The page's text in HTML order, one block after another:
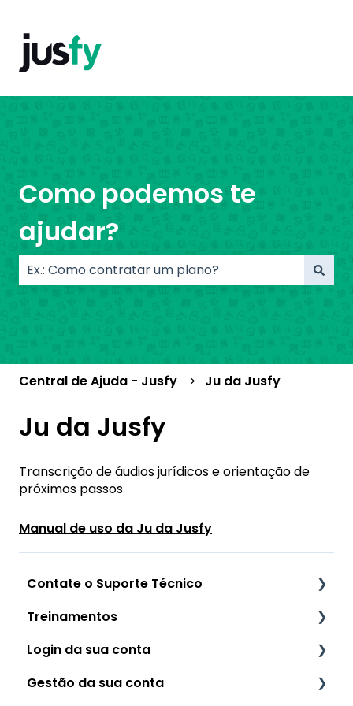
Como podemos te
ajudar?
Central de Ajuda - Jusfy Ju da Jusfy
Ju da Jusfy
Transcrição de áudios jurídicos e orientação de
próximos passos
Manual de uso da Ju da Jusfy
Contate o Suporte Técnico
Como contatar o Suporte da Jusfy
Treinamentos
Principais Ferramentas
Login da sua conta
Autenticação em 02 (Duas) Etapas
Gestão da sua conta